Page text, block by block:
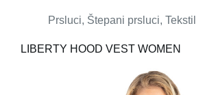
Prsluci, Štepani prsluci, Tekstil
LIBERTY HOOD VEST WOMEN